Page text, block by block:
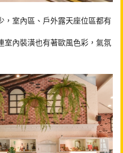
，室內區、戶外露天座位區都有
室內裝潢也有著歐風色彩，氣氛